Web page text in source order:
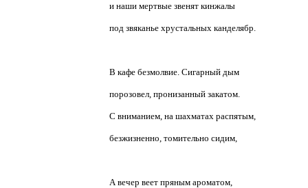
и наши мертвые звенят кинжалы
под звяканье хрустальных канделябр.
В кафе безмолвие. Сигарный дым
порозовел, пронизанный закатом.
С вниманием, на шахматах распятым,
безжизненно, томительно сидим,
А вечер веет пряным ароматом,